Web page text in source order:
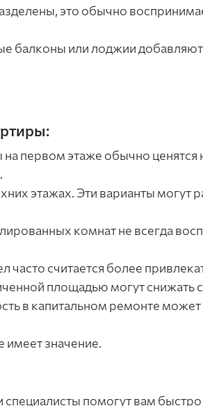
это обычно
балконы или лоджии
первом этаже обычно ценятся
этажах. Эти варианты могут
комнат не всегда
часто считается более
площадью могут снижать
в капитальном ремонте
имеет значение.
помогут вам